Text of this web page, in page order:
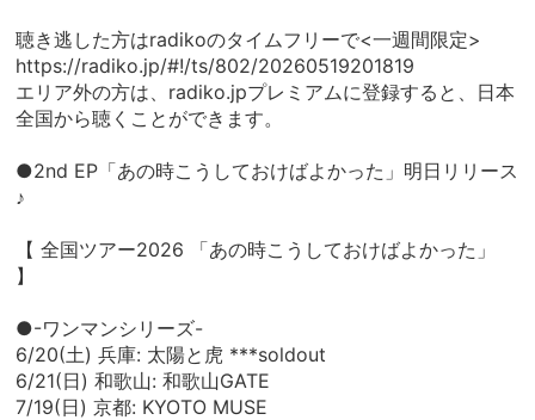
聴き逃した方はradikoのタイムフリーで<一週間限定>
https://radiko.jp/#!/ts/802/20260519201819
エリア外の方は、radiko.jpプレミアムに登録すると、日本
全国から聴くことができます。
●2nd EP「あの時こうしておけばよかった」明日リリース
♪
【 全国ツアー2026 「あの時こうしておけばよかった」
】
●-ワンマンシリーズ-
6/20(土) 兵庫: 太陽と虎 ***soldout
6/21(日) 和歌山: 和歌山GATE
7/19(日) 京都: KYOTO MUSE